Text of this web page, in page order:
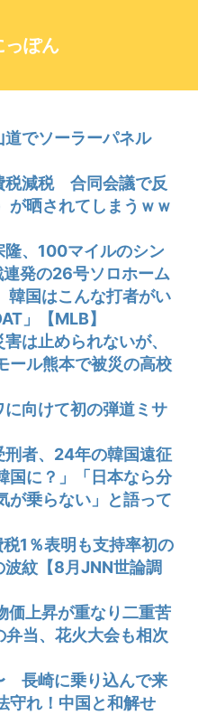
っぽん
道でソーラーパネル
税減税 合同会議で反
が晒されてしまうｗｗ
隆、100マイルのシン
発の26号ソロホーム
国はこんな打者がい
」【MLB】
は止められないが、
ール熊本で被災の高校
向けて初の弾道ミサ
刑者、24年の韓国遠征
国に？」「日本なら分
が乗らない」と語って
1％表明も支持率初の
紋【8月JNN世論調
価上昇が重なり二重苦
当、花火大会も相次
長崎に乗り込んで来
守れ！中国と和解せ